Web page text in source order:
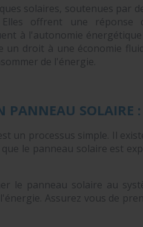
solaires, soutenues par
offrent une réponse
à l'autonomie
un droit à une économie
de l'énergie.
PANNEAU SOLAIRE :
un processus simple. Il
le panneau solaire est
le panneau solaire au
Assurez vous de